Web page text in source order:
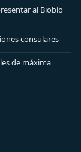
al Biobío
consulares
de máxima